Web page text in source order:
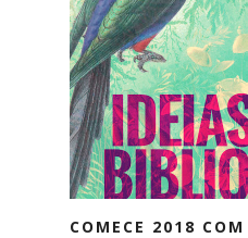
COMECE 2018